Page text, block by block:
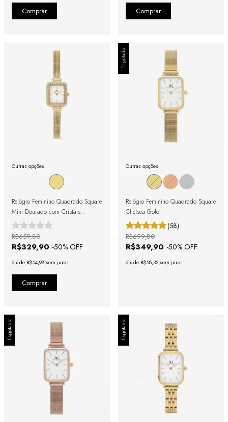
Outras opções:
Relógio Feminino Quadrado Square
Mini Dourado com Cristais
Cravejados
R$329,90 -50% OFF
R$659,80
6 x de R$54,98 sem juros
Esgotado
Outras opções:
Relógio Feminino Quadrado Square
Chelsea Gold
(58)
R$349,90 -50% OFF
R$699,80
6 x de R$58,32 sem juros
Esgotado Esgotado